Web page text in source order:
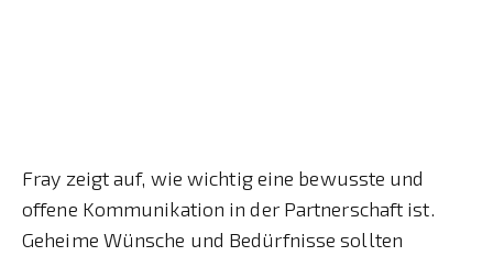
Fray zeigt auf, wie wichtig eine bewusste und
offene Kommunikation in der Partnerschaft ist.
Geheime Wünsche und Bedürfnisse sollten